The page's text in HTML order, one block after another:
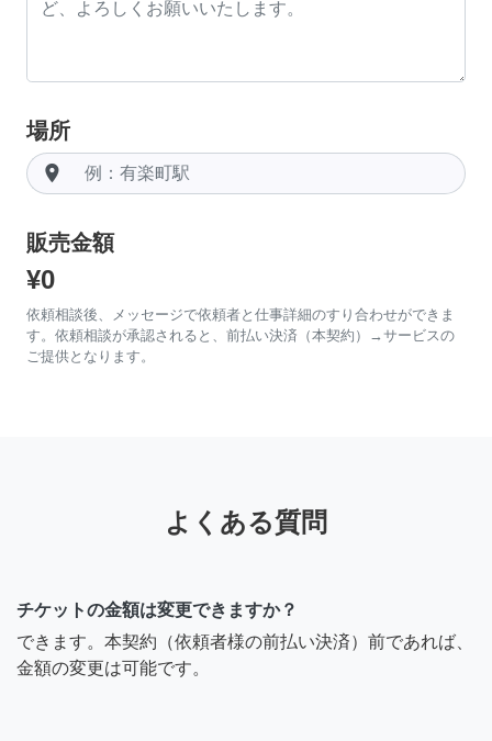
場所
room
販売金額
¥0
依頼相談後、メッセージで依頼者と仕事詳細のすり合わせができま
す。依頼相談が承認されると、前払い決済（本契約）→サービスの
ご提供となります。
よくある質問
チケットの金額は変更できますか？
できます。本契約（依頼者様の前払い決済）前であれば、
金額の変更は可能です。